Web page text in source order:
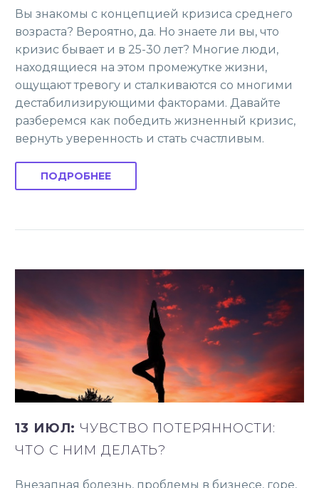
Вы знакомы с концепцией кризиса среднего
возраста? Вероятно, да. Но знаете ли вы, что
кризис бывает и в 25-30 лет? Многие люди,
находящиеся на этом промежутке жизни,
ощущают тревогу и сталкиваются со многими
дестабилизирующими факторами. Давайте
разберемся как победить жизненный кризис,
вернуть уверенность и стать счастливым.
ПОДРОБНЕЕ
13 ИЮЛ: ЧУВСТВО ПОТЕРЯННОСТИ:
ЧТО С НИМ ДЕЛАТЬ?
Внезапная болезнь, проблемы в бизнесе, горе,